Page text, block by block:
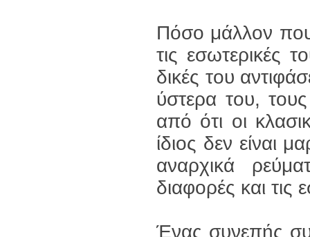
Πόσο μάλλον
τις εσωτερικές
δικές του
ύστερα του,
από ότι οι
ίδιος δεν είναι
αναρχικά
διαφορές και τις
Ένας συνεπής